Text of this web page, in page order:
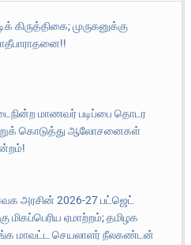
கிருத்திகை; முருகனுக்கு
மாணவர் படிப்பை தொடர
கொடுத்து ஆலோசனைகள்
அரசின் 2026-27 பட்ஜெட்
மிகப்பெரிய ஏமாற்றம்; தமிழக
மாவட்ட செயலாளர் நீலகண்டன்